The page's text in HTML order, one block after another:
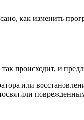
как изменить
происходит, и
или